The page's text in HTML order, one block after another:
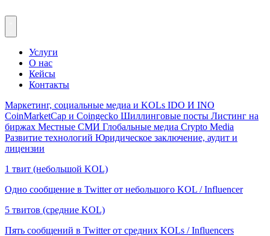
Услуги
О нас
Кейсы
Контакты
Маркетинг, социальные медиа и KOLs IDO И INO
CoinMarketCap и Coingecko Шиллинговые посты Листинг на
биржах Местные СМИ Глобальные медиа Crypto Media
Развитие технологий Юридическое заключение, аудит и
лицензии
1 твит (небольшой KOL)
Одно сообщение в Twitter от небольшого KOL / Influencer
5 твитов (средние KOL)
Пять сообщений в Twitter от средних KOLs / Influencers